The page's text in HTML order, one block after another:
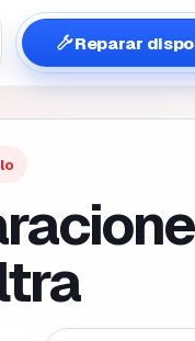
Reparar